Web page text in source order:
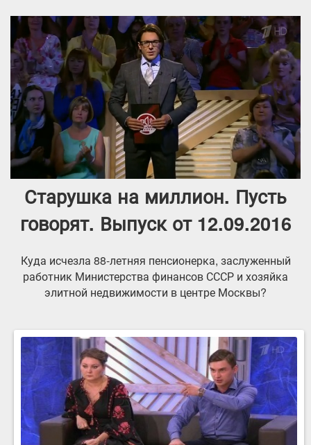
Старушка на миллион. Пусть
говорят. Выпуск от 12.09.2016
Куда исчезла 88-летняя пенсионерка, заслуженный
работник Министерства финансов СССР и хозяйка
элитной недвижимости в центре Москвы?